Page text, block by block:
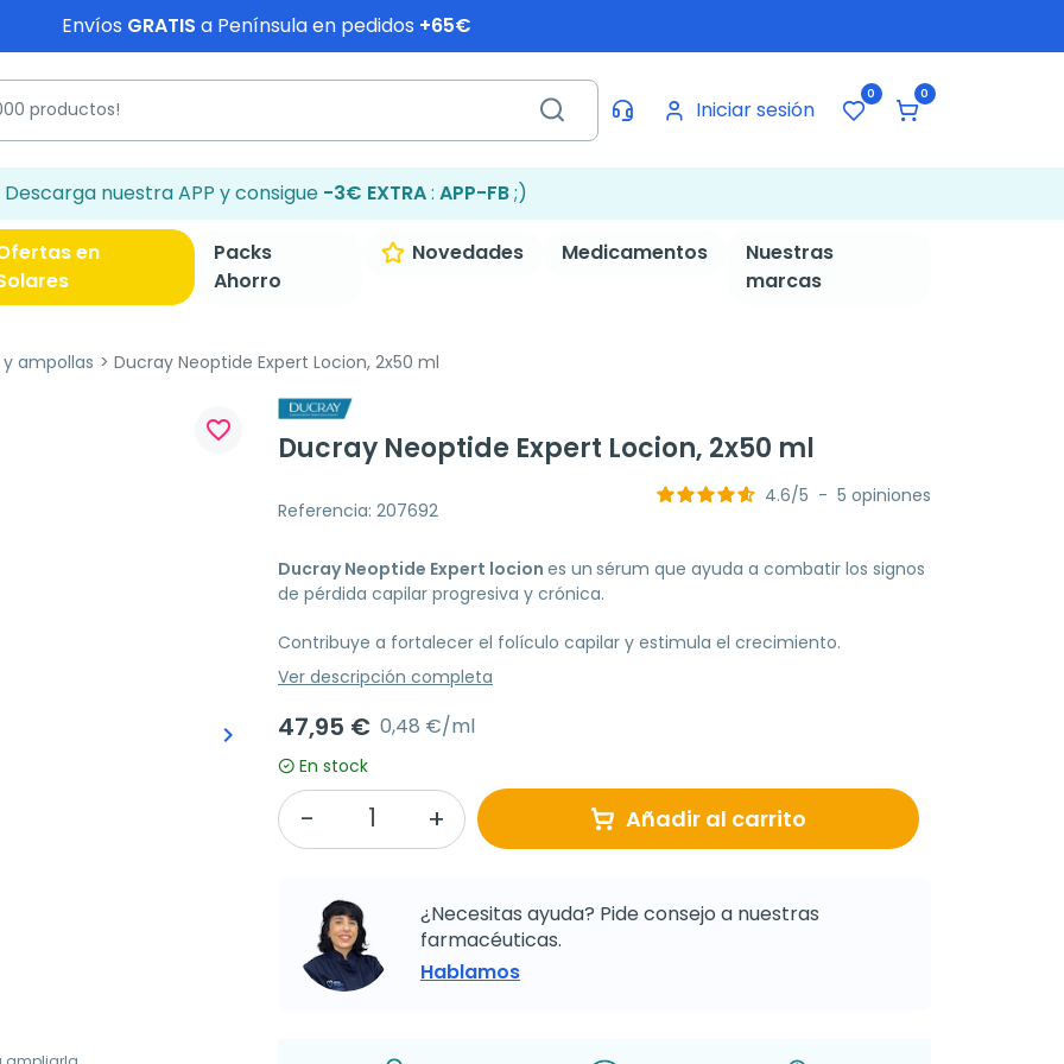
Envíos GRATIS a Península en pedidos +65€
Iniciar sesión
0 0
Descarga nuestra APP y consigue -3€ EXTRA: APP-FB;)
en
Packs
Ahorro
Novedades Medicamentos
Nuestras
marcas
ampollas Ducray Neoptide Expert Locion, 2x50 ml
Siguiente
keyboard_arrow_right
favorite_border
Ducray Neoptide Expert Locion, 2x50 ml
Referencia: 207692
4.6/5 - 5 opiniones
Ducray Neoptide Expert locion es un sérum que ayuda a combatir los signos
de pérdida capilar progresiva y crónica.
Contribuye a fortalecer el folículo capilar y estimula el crecimiento.
Ver descripción completa
47,95 € 0,48 €/ml
En stock
Añadir al carrito
¿Necesitas ayuda? Pide consejo a nuestras
farmacéuticas.
Hablamos